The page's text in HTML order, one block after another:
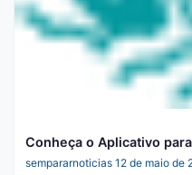
Conheça o Aplicativo
sempararnoticias 12 de maio de